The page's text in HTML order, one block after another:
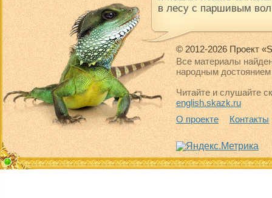
в лесу с паршивым
© 2012-2026 Проект
Все материалы
народным достоянием
Читайте и слушайте
english.skazk.ru
О проекте
Контакты